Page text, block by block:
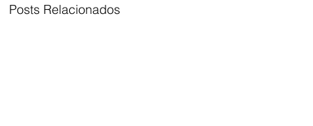
Posts Relacionados